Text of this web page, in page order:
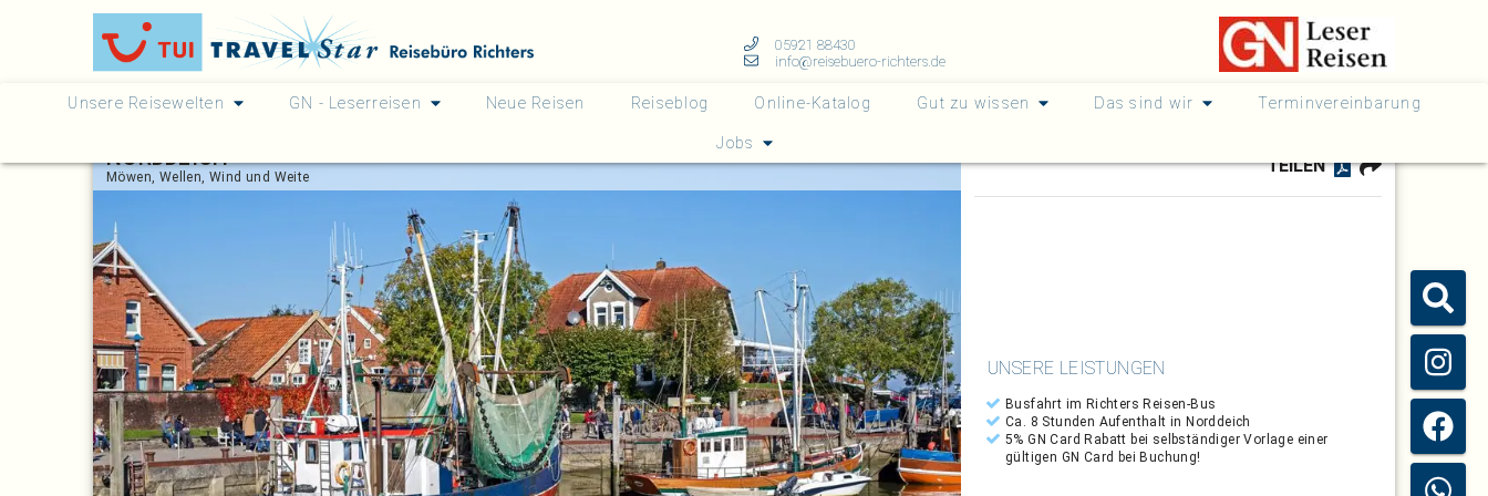
05921 88430
info@reisebuero-richters.de
Unsere Reisewelten GN - Leserreisen Neue Reisen Reiseblog Online-Katalog Gut zu wissen Das sind wir Terminvereinbarung
Jobs
NORDDEICH
Möwen, Wellen, Wind und Weite
TEILEN
UNSERE LEISTUNGEN
Busfahrt im Richters Reisen-Bus
Ca. 8 Stunden Aufenthalt in Norddeich
5% GN Card Rabatt bei selbständiger Vorlage einer
gültigen GN Card bei Buchung!